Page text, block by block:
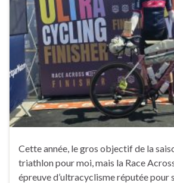
Cette année, le gros objectif de la
triathlon pour moi, mais la Race
épreuve d’ultracyclisme réputée pour